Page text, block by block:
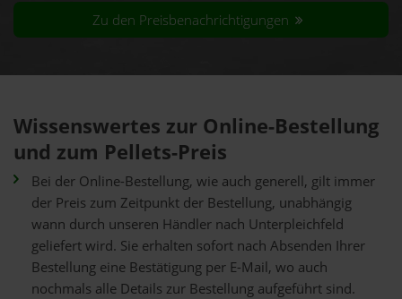
Zu den Preisbenachrichtigungen
Wissenswertes zur Online-Bestellung
und zum Pellets-Preis
Bei der Online-Bestellung, wie auch generell, gilt immer
der Preis zum Zeitpunkt der Bestellung, unabhängig
wann durch unseren Händler nach Unterpleichfeld
geliefert wird. Sie erhalten sofort nach Absenden Ihrer
Bestellung eine Bestätigung per E-Mail, wo auch
nochmals alle Details zur Bestellung aufgeführt sind.